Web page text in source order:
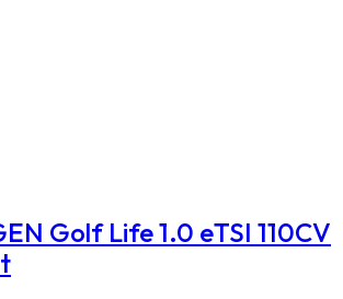
Golf Life 1.0 eTSI 110CV